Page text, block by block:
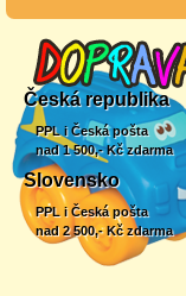
Česká republika
PPL i Česká pošta
nad 1 500,- Kč zdarma
Slovensko
PPL i Česká pošta
nad 2 500,- Kč zdarma